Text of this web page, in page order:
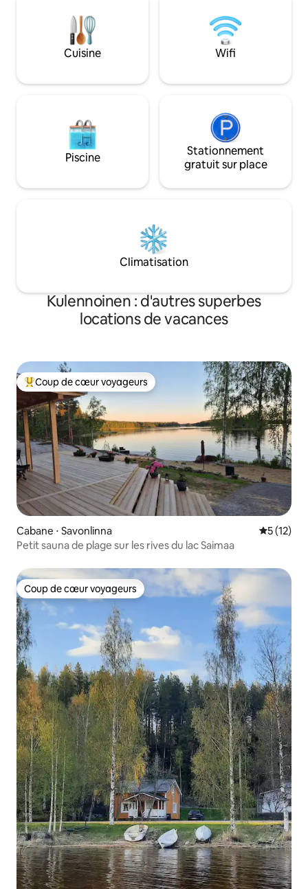
à 30 minutes en voiture. Plusieurs plages
de sable dans la région. Punkaharju
dispose d'épiceries, d'une pharmacie et
d'une station-service, à 8 km. À 30 km
Lusto, à 350 km d'Helsinki.
annelé de
qui nage souvent
gîte et le sauna
mètres de la rive
Cuisine Wifi
Piscine
Stationnement
gratuit sur place
Climatisation
Kulennoinen : d'autres superbes
locations de vacances
Coups de cœur voyageurs les plus appréciés
Coup de cœur voyageurs
Cabane ⋅ Savonlinna
5 (12)
Petit sauna de plage sur les rives du lac Saimaa
Coup de cœur voyageurs
Coup de cœur voyageurs